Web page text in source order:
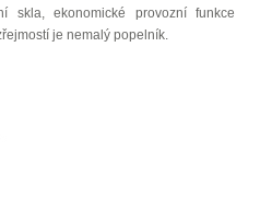
skla, ekonomické provozní funkce
je nemalý popelník.